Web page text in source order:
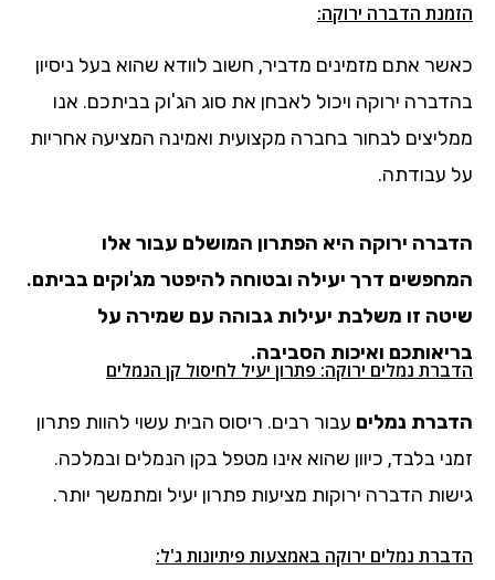
הזמנת הדברה ירוקה:
כאשר אתם מזמינים מדביר, חשוב לוודא שהוא בעל ניסיון
בהדברה ירוקה ויכול לאבחן את סוג הג'וק בביתכם. אנו
ממליצים לבחור בחברה מקצועית ואמינה המציעה אחריות
על עבודתה.
הדברה ירוקה היא הפתרון המושלם עבור אלו
המחפשים דרך יעילה ובטוחה להיפטר מג'וקים בביתם.
שיטה זו משלבת יעילות גבוהה עם שמירה על
בריאותכם ואיכות הסביבה.
הדברת נמלים ירוקה: פתרון יעיל לחיסול קן הנמלים
הדברת נמלים עבור רבים. ריסוס הבית עשוי להוות פתרון
זמני בלבד, כיוון שהוא אינו מטפל בקן הנמלים ובמלכה.
גישות הדברה ירוקות מציעות פתרון יעיל ומתמשך יותר.
הדברת נמלים ירוקה באמצעות פיתיונות ג'ל: